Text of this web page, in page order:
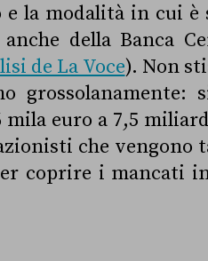
la modalità in cui
della Banca
de La Voce). Non
mila euro a 7,5
che vengono
coprire i mancati